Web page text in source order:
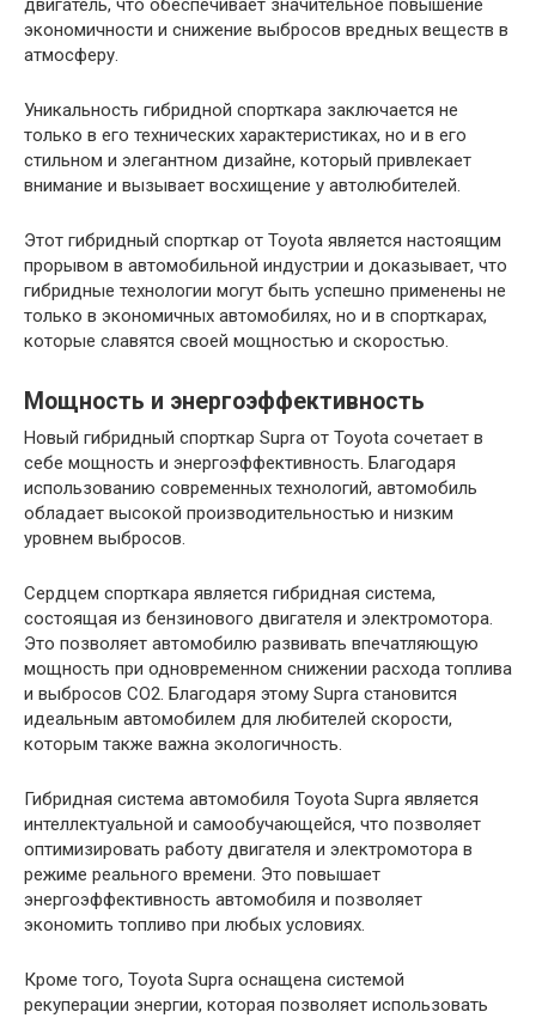
двигатель, что обеспечивает значительное повышение
экономичности и снижение выбросов вредных веществ в
атмосферу.
Уникальность гибридной спорткара заключается не
только в его технических характеристиках, но и в его
стильном и элегантном дизайне, который привлекает
внимание и вызывает восхищение у автолюбителей.
Этот гибридный спорткар от Toyota является настоящим
прорывом в автомобильной индустрии и доказывает, что
гибридные технологии могут быть успешно применены не
только в экономичных автомобилях, но и в спорткарах,
которые славятся своей мощностью и скоростью.
Мощность и энергоэффективность
Новый гибридный спорткар Supra от Toyota сочетает в
себе мощность и энергоэффективность. Благодаря
использованию современных технологий, автомобиль
обладает высокой производительностью и низким
уровнем выбросов.
Сердцем спорткара является гибридная система,
состоящая из бензинового двигателя и электромотора.
Это позволяет автомобилю развивать впечатляющую
мощность при одновременном снижении расхода топлива
и выбросов CO2. Благодаря этому Supra становится
идеальным автомобилем для любителей скорости,
которым также важна экологичность.
Гибридная система автомобиля Toyota Supra является
интеллектуальной и самообучающейся, что позволяет
оптимизировать работу двигателя и электромотора в
режиме реального времени. Это повышает
энергоэффективность автомобиля и позволяет
экономить топливо при любых условиях.
Кроме того, Toyota Supra оснащена системой
рекуперации энергии, которая позволяет использовать